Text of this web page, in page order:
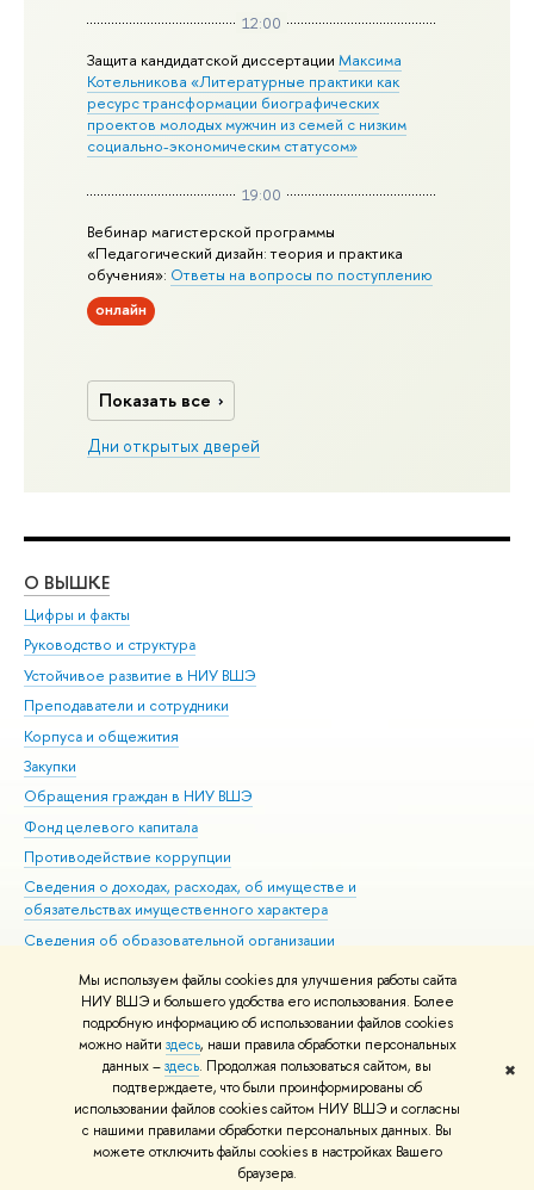
Мы используем файлы cookies для улучшения работы сайта
НИУ ВШЭ и большего удобства его использования. Более
подробную информацию об использовании файлов cookies
можно найти здесь, наши правила обработки персональных
данных –здесь. Продолжая пользоваться сайтом, вы
подтверждаете, что были проинформированы об
использовании файлов cookies сайтом НИУ ВШЭ и согласны
с нашими правилами обработки персональных данных. Вы
можете отключить файлы cookies в настройках Вашего
браузера.
✖
12:00
Защита кандидатской диссертацииМаксима
Котельникова «Литературные практики как
ресурс трансформации биографических
проектов молодых мужчин из семей с низким
социально-экономическим статусом»
19:00
Вебинар магистерской программы
«Педагогический дизайн: теория и практика
обучения»: Ответы на вопросы по поступлению
онлайн
Показать все
Дни открытых дверей
О ВЫШКЕ
Цифры и факты
Руководство и структура
Устойчивое развитие в НИУ ВШЭ
Преподаватели и сотрудники
Корпуса и общежития
Закупки
Обращения граждан в НИУ ВШЭ
Фонд целевого капитала
Противодействие коррупции
Сведения о доходах, расходах, об имуществе и
обязательствах имущественного характера
Сведения об образовательной организации
Людям с ограниченными возможностями здоровья
Единая платежная страница
Работа в Вышке
© НИУ ВШЭ 1993–2026 Адреса и контакты Условия использования
материалов Политика конфиденциальности Карта сайта
Шрифты HSE Sans и HSE Slab разработаны вШколе дизайна НИУ ВШЭ